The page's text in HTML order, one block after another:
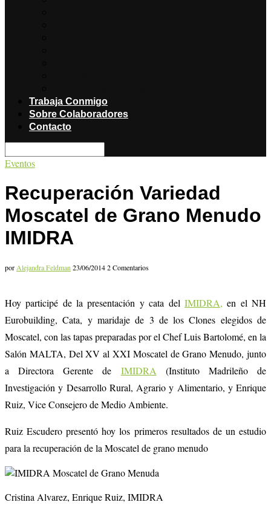
Trabaja Conmigo
Sobre Colaboradores
Contacto
Eventos
Recuperación Variedad
Moscatel de Grano Menudo
IMIDRA
por Alejandra Feldman 23/06/20142 Comentarios
Hoy participé de la presentación y cata del IMIDRA, en el NH
Eurobuilding, Cata, y maridaje de 3 de los Clones elegidos de
Moscatel, con las tapas preparadas por el Chef Luis Bartolomé, en la
Salón MALTA, Del XV al XXI Moscatel de Grano Menudo, junto
a Directora Gerente de IMIDRA (Instituto Madrileño de
Investigación y Desarrollo Rural, Agrario y Alimentario, y Enrique
Ruiz, Vice Consejero de Medio Ambiente.
Ruiz Escudero presentó hoy los primeros resultados de un estudio
para la recuperación de la Moscatel de grano menudo
Cristina Alvarez, Enrique Ruiz, IMIDRA